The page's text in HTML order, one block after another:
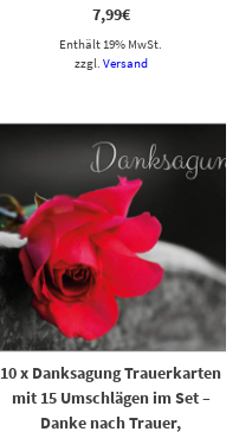
7,99€
Enthält 19% MwSt.
zzgl. Versand
10 x Danksagung Trauerkarten
mit 15 Umschlägen im Set –
Danke nach Trauer,